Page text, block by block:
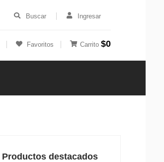
Buscar Ingresar
Favoritos Carrito $0
Productos destacados